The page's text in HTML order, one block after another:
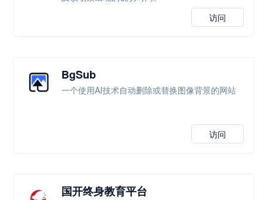
访问
BgSub
一个使用AI技术自动删除或替换图像背景的网站
访问
国开终身教育平台